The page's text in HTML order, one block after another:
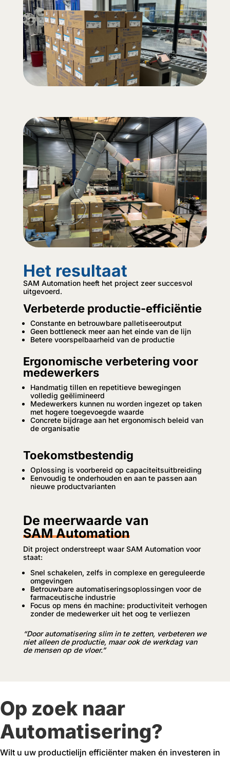
Het resultaat
SAM Automation heeft het project zeer succesvol
uitgevoerd.
Verbeterde productie-efficiëntie
Constante en betrouwbare palletiseeroutput
Geen bottleneck meer aan het einde van de lijn
Betere voorspelbaarheid van de productie
Ergonomische verbetering voor
medewerkers
Handmatig tillen en repetitieve bewegingen
volledig geëlimineerd
Medewerkers kunnen nu worden ingezet op taken
met hogere toegevoegde waarde
Concrete bijdrage aan het ergonomisch beleid van
de organisatie
Toekomstbestendig
Oplossing is voorbereid op capaciteitsuitbreiding
Eenvoudig te onderhouden en aan te passen aan
nieuwe productvarianten
De meerwaarde van
SAM Automation
Dit project onderstreept waar SAM Automation voor
staat:
Snel schakelen, zelfs in complexe en gereguleerde
omgevingen
Betrouwbare automatiseringsoplossingen voor de
farmaceutische industrie
Focus op mens én machine: productiviteit verhogen
zonder de medewerker uit het oog te verliezen
“Door automatisering slim in te zetten, verbeteren we
niet alleen de productie, maar ook de werkdag van
de mensen op de vloer.”
Op zoek naar
Automatisering?
Wilt u uw productielijn efficiënter maken én investeren in